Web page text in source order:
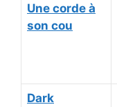
Une corde à
son cou
Dark